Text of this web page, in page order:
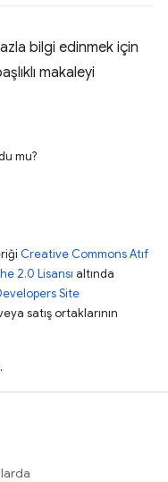
bilgi edinmek için
makaleyi
mu?
Creative Commons Atıf
2.0 Lisansı altında
Site
satış ortaklarının